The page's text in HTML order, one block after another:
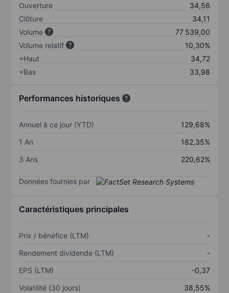
Ouverture
34,56
Clôture
34,11
Volume
77 539,00
Volume relatif
10,30%
+Haut
34,72
+Bas
33,98
Performances historiques
Annuel à ce jour (YTD)
129,68%
1 An
182,35%
3 Ans
220,62%
Données fournies par
Caractéristiques principales
Prix / bénéfice (LTM)
-
Rendement dividende (LTM)
-
EPS (LTM)
-0,37
Volatilité (30 jours)
38,55%